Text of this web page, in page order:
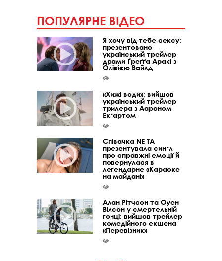
ПОПУЛЯРНЕ ВІДЕО
Я хочу від тебе сексу:
презентовано
український трейлер
драми Ґреґґа Аракі з
Олівією Вайлд
«Хижі води»: вийшов
український трейлер
трилера з Аароном
Екгартом
Співачка NE TA
презентувала сингл
про справжні емоції й
повернулася в
легендарне «Караоке
на майдані»
Алан Рітчсон та Оуен
Вілсон у смертельній
гонці: вийшов трейлер
комедійного екшена
«Перевізник»